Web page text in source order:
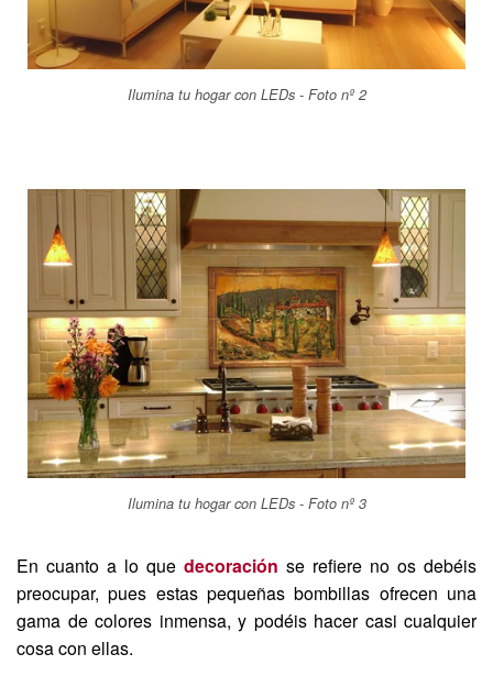
Ilumina tu hogar con LEDs - Foto nº 2
Ilumina tu hogar con LEDs - Foto nº 3
En cuanto a lo que decoración se refiere no os debéis
preocupar, pues estas pequeñas bombillas ofrecen una
gama de colores inmensa, y podéis hacer casi cualquier
cosa con ellas.